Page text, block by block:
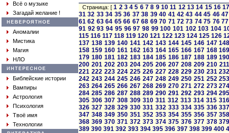
Всё о музыке
Загадай желание !
Аномалии
Мистика
Магия
НЛО
Библейские истории
Вампиры
Астрология
Психология
Твоё имя
Технологии
Страница: [1 2 3 4 5 6 7 8 9 10 11 12 13 14 15 16
31 32 33 34 35 36 37 38 39 40 41 42 43 44 45 46 47
61 62 63 64 65 66 67 68 69 70 71 72 73 74 75 76 77
91 92 93 94 95 96 97 98 99 100 101 102 103 104
115 116 117 118 119 120 121 122 123 124 125 126
137 138 139 140 141 142 143 144 145 146 147
158 159 160 161 162 163 164 165 166 167 168
179 180 181 182 183 184 185 186 187 188 189
200 201 202 203 204 205 206 207 208 209 210 211
221 222 223 224 225 226 227 228 229 230 231
242 243 244 245 246 247 248 249 250 251 252
263 264 265 266 267 268 269 270 271 272 273
284 285 286 287 288 289 290 291 292 293 294
305 306 307 308 309 310 311 312 313 314 315 316
326 327 328 329 330 331 332 333 334 335 336
347 348 349 350 351 352 353 354 355 356 357
368 369 370 371 372 373 374 375 376 377 378
389 390 391 392 393 394 395 396 397 398 399 400